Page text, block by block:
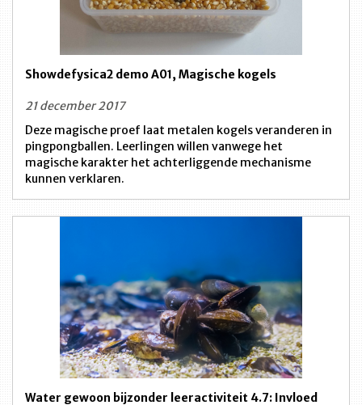
Showdefysica2 demo A01, Magische kogels
21 december 2017
Deze magische proef laat metalen kogels veranderen in
pingpongballen. Leerlingen willen vanwege het
magische karakter het achterliggende mechanisme
kunnen verklaren.
Water gewoon bijzonder leeractiviteit 4.7: Invloed